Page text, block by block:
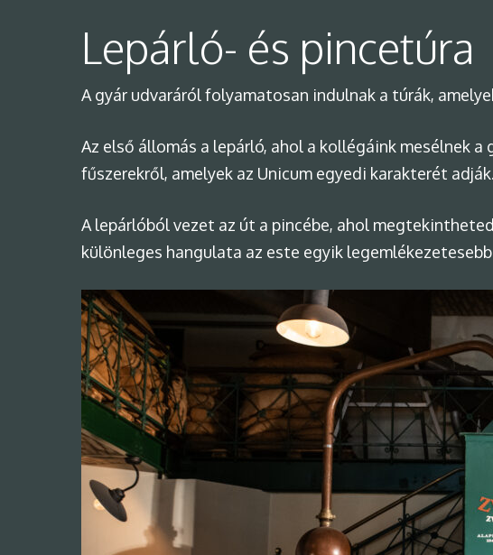
Lepárló- és pincetúra
A gyár udvaráról folyamatosan indulnak a túrák,
Az első állomás a lepárló, ahol a kollégáink mesélnek
fűszerekről, amelyek az Unicum egyedi karakterét
A lepárlóból vezet az út a pincébe, ahol
különleges hangulata az este egyik